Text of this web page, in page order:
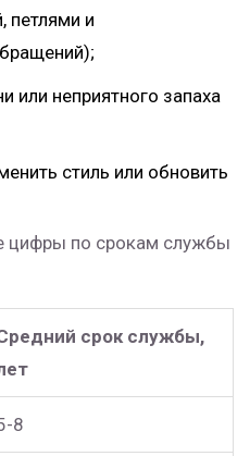
петлями и
или неприятного запаха
стиль или обновить
цифры по срокам службы
срок службы,
8